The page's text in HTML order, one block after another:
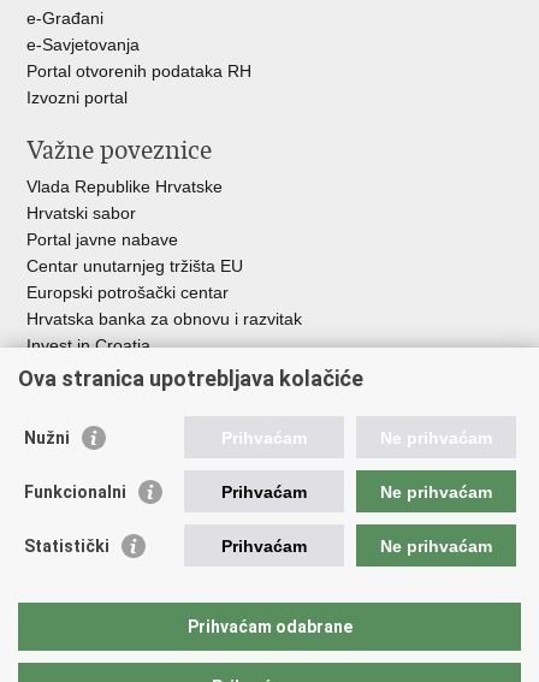
e-Građani
e-Savjetovanja
Portal otvorenih podataka RH
Izvozni portal
Važne poveznice
Vlada Republike Hrvatske
Hrvatski sabor
Portal javne nabave
Centar unutarnjeg tržišta EU
Europski potrošački centar
Hrvatska banka za obnovu i razvitak
Invest in Croatia
Europska banka za obnovu i razvoj
Središnja agencija za financiranje i ugovaranje
Institucije i javne ustanove u nadležnosti
Ministarstva
Agencija za ugljikovodike
Hrvatska agencija za malo gospodarstvo, inovacije i investicije
Državni zavod za mjeriteljstvo
Ova stranica upotrebljava kolačiće
Nužni Prihvaćam Ne prihvaćam
Funkcionalni Prihvaćam Ne prihvaćam
Statistički Prihvaćam Ne prihvaćam
Prihvaćam odabrane